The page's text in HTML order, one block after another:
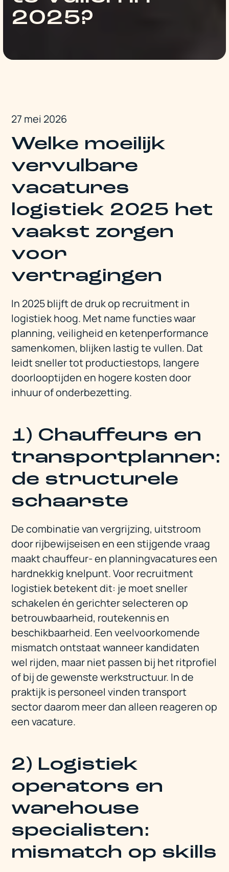
2025?
27 mei 2026
Welke moeilijk
vervulbare
vacatures
logistiek 2025 het
vaakst zorgen
voor
vertragingen
In 2025 blijft de druk op recruitment in
logistiek hoog. Met name functies waar
planning, veiligheid en ketenperformance
samenkomen, blijken lastig te vullen. Dat
leidt sneller tot productiestops, langere
doorlooptijden en hogere kosten door
inhuur of onderbezetting.
1) Chauffeurs en
transportplanner:
de structurele
schaarste
De combinatie van vergrijzing, uitstroom
door rijbewijseisen en een stijgende vraag
maakt chauffeur- en planningvacatures een
hardnekkig knelpunt. Voor recruitment
logistiek betekent dit: je moet sneller
schakelen én gerichter selecteren op
betrouwbaarheid, routekennis en
beschikbaarheid. Een veelvoorkomende
mismatch ontstaat wanneer kandidaten
wel rijden, maar niet passen bij het ritprofiel
of bij de gewenste werkstructuur. In de
praktijk is personeel vinden transport
sector daarom meer dan alleen reageren op
een vacature.
2) Logistiek
operators en
warehouse
specialisten:
mismatch op skills